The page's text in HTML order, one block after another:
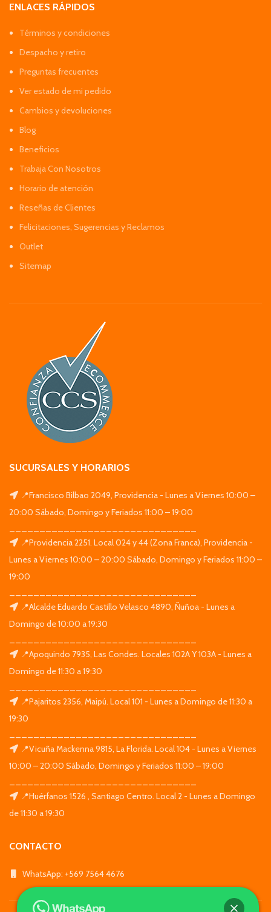
ENLACES RÁPIDOS
Términos y condiciones
Despacho y retiro
Preguntas frecuentes
Ver estado de mi pedido
Cambios y devoluciones
Blog
Beneficios
Trabaja Con Nosotros
Horario de atención
Reseñas de Clientes
Felicitaciones, Sugerencias y Reclamos
Outlet
Sitemap
SUCURSALES Y HORARIOS
📍Francisco Bilbao 2049, Providencia - Lunes a Viernes 10:00 –
20:00 Sábado, Domingo y Feriados 11:00 – 19:00
📍Providencia 2251. Local 024 y 44 (Zona Franca), Providencia -
Lunes a Viernes 10:00 – 20:00 Sábado, Domingo y Feriados 11:00 –
19:00
📍Alcalde Eduardo Castillo Velasco 4890, Ñuñoa - Lunes a
Domingo de 10:00 a 19:30
📍Apoquindo 7935, Las Condes. Locales 102A Y 103A - Lunes a
Domingo de 11:30 a 19:30
📍Pajaritos 2356, Maipú. Local 101 - Lunes a Domingo de 11:30 a
19:30
📍Vicuña Mackenna 9815, La Florida. Local 104 - Lunes a Viernes
10:00 – 20:00 Sábado, Domingo y Feriados 11:00 – 19:00
📍Huérfanos 1526 , Santiago Centro. Local 2 - Lunes a Domingo
de 11:30 a 19:30
CONTACTO
WhatsApp: +569 7564 4676